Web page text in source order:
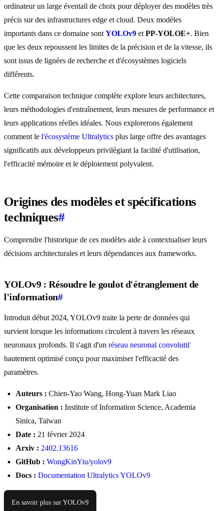
ordinateur un large éventail de choix pour déployer des modèles très
précis sur des infrastructures edge et cloud. Deux modèles
importants dans ce domaine sont YOLOv9 et PP-YOLOE+. Bien
que les deux repoussent les limites de la précision et de la vitesse, ils
sont issus de lignées de recherche et d'écosystèmes logiciels
différents.
Cette comparaison technique complète explore leurs architectures,
leurs méthodologies d'entraînement, leurs mesures de performance et
leurs applications réelles idéales. Nous explorerons également
comment le l'écosystème Ultralytics plus large offre des avantages
significatifs aux développeurs privilégiant la facilité d'utilisation,
l'efficacité mémoire et le déploiement polyvalent.
Origines des modèles et spécifications
techniques#
Comprendre l'historique de ces modèles aide à contextualiser leurs
décisions architecturales et leurs dépendances aux frameworks.
YOLOv9 : Résoudre le goulot d'étranglement de
l'information#
Introduit début 2024, YOLOv9 traite la perte de données qui
survient lorsque les informations circulent à travers les réseaux
neuronaux profonds. Il s'agit d'un réseau neuronal convolutif
hautement optimisé conçu pour maximiser l'efficacité des
paramètres.
Auteurs : Chien-Yao Wang, Hong-Yuan Mark Liao
Organisation : Institute of Information Science, Academia
Sinica, Taïwan
Date : 21 février 2024
Arxiv : 2402.13616
GitHub : WongKinYiu/yolov9
Docs : Documentation Ultralytics YOLOv9
En savoir plus sur YOLOv9